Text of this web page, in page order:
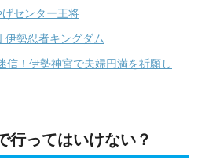
センター王将
伊勢忍者キングダム
信！伊勢神宮で夫婦円満を祈願し
行ってはいけない？